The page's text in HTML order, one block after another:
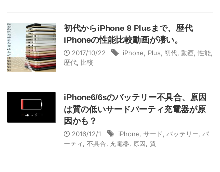
初代からiPhone 8 Plusまで、歴代
iPhoneの性能比較動画が凄い。
2017/10/22 iPhone Plus 初代 動画 性能
歴代 比較
iPhone6/6sのバッテリー不具合、原因
は質の低いサードパーティ充電器が原
因かも？
2016/12/1 iPhone サード バッテリー
パ
ーティ
不具合 充電器 原因 質